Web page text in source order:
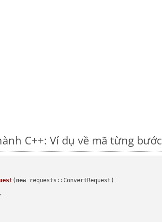
C++: Ví dụ về mã từng bước
( new requests::ConvertRequest(
,